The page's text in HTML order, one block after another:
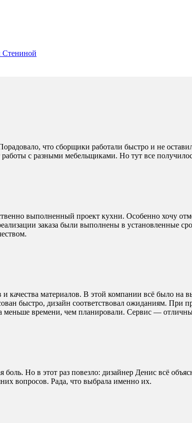
Стениной
что сборщики работали быстро и не
с разными мебельщиками. Но тут все
выполненный проект кухни. Особенно хочу
заказа были выполнены в установленные
качества материалов. В этой компании всё было на
быстро, дизайн соответствовал ожиданиям. При
меньше времени, чем планировали. Сервис —
боль. Но в этот раз повезло: дизайнер Денис всё
вопросов. Рада, что выбрала именно их.